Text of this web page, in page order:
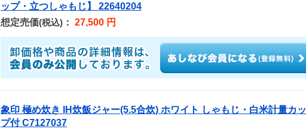
ップ・立つしゃもじ】 22640204
想定売価(税込) ： 27,500 円
象印 極め炊き IH炊飯ジャー(5.5合炊) ホワイト しゃもじ・白米計量カッ
プ付 C7127037